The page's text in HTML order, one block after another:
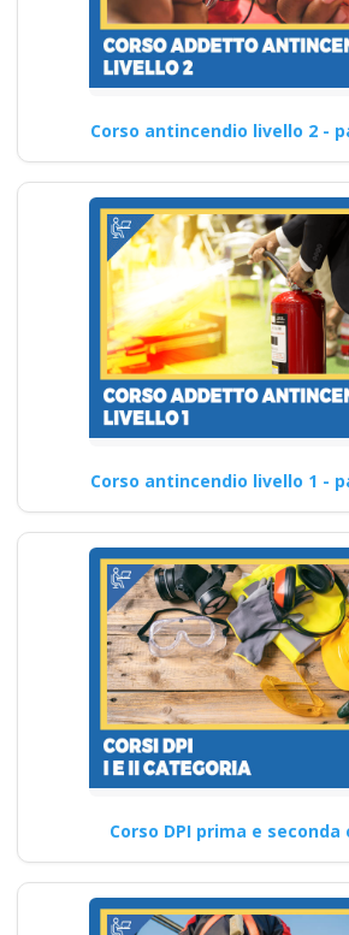
Corso antincendio livello 2 -
Corso antincendio livello 1 -
Corso DPI prima e